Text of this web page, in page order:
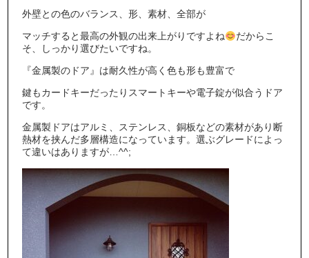
外壁との色のバランス、形、素材、全部が
マッチすると最高の外観の出来上がりですよね
だからこ
そ、しっかり選びたいですね。
『金属製のドア』は耐久性が高く色も形も豊富で
鍵もカードキーだったりスマートキーや電子錠が似合うドア
です。
金属製ドアはアルミ、ステンレス、銅板などの素材があり断
熱材を挟んだ多層構造になっています。選ぶグレードによっ
て違いはありますが…^^;